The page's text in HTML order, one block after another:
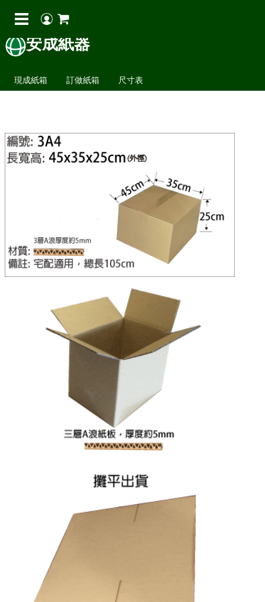
安成紙器
現成紙箱 訂做紙箱 尺寸表